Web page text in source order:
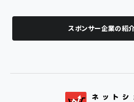
スポンサー企業の紹